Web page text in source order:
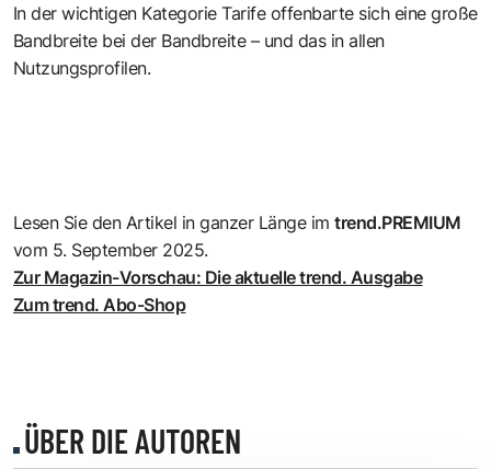
In der wichtigen Kategorie Tarife offenbarte sich eine große
Bandbreite bei der Bandbreite – und das in allen
Nutzungsprofilen.
Lesen Sie den Artikel in ganzer Länge imtrend.PREMIUM
vom 5. September 2025.
Zur Magazin-Vorschau: Die aktuelle trend. Ausgabe
Zum trend. Abo-Shop
ÜBER DIE AUTOREN